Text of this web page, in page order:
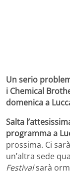
Un serio
i Chemical
domenica a
Salta
programma a
prossima. Ci
un’altra sede
Festivalsarà